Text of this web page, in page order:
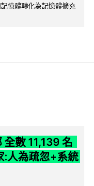
憶體轉化為記憶體擴充
數 11,139 名
:人為疏忽+系統